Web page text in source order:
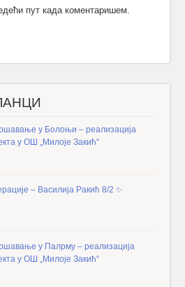
пут када коментаришем.
у Болоњи – реализација
у ОШ „Милоје Закић“
– Василија Ракић 8/2 ✨️
у Палрму – реализација
у ОШ „Милоје Закић“